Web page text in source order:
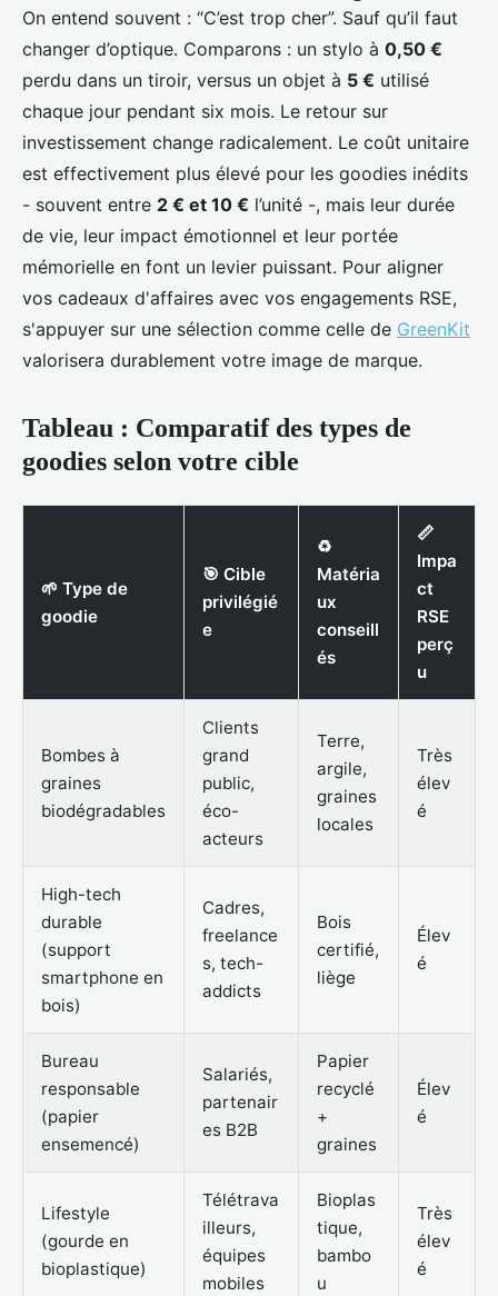
On entend souvent : “C’est trop cher”. Sauf qu’il faut
changer d’optique. Comparons : un stylo à 0,50 €
perdu dans un tiroir, versus un objet à 5 € utilisé
chaque jour pendant six mois. Le retour sur
investissement change radicalement. Le coût unitaire
est effectivement plus élevé pour les goodies inédits
- souvent entre 2 € et 10 € l’unité -, mais leur durée
de vie, leur impact émotionnel et leur portée
mémorielle en font un levier puissant. Pour aligner
vos cadeaux d'affaires avec vos engagements RSE,
s'appuyer sur une sélection comme celle de GreenKit
valorisera durablement votre image de marque.
Tableau : Comparatif des types de
goodies selon votre cible
🌱 Type de
goodie
🎯 Cible
privilégié
e
♻️
Matéria
ux
conseill
és
📏
Impa
ct
RSE
perç
u
Bombes à
graines
biodégradables
Clients
grand
public,
éco-
acteurs
Terre,
argile,
graines
locales
Très
élev
é
High-tech
durable
(support
smartphone en
bois)
Cadres,
freelance
s, tech-
addicts
Bois
certifié,
liège
Élev
é
Bureau
responsable
(papier
ensemencé)
Salariés,
partenair
es B2B
Papier
recyclé
+
graines
Élev
é
Lifestyle
(gourde en
bioplastique)
Télétrava
illeurs,
équipes
mobiles
Bioplas
tique,
bambo
u
Très
élev
é